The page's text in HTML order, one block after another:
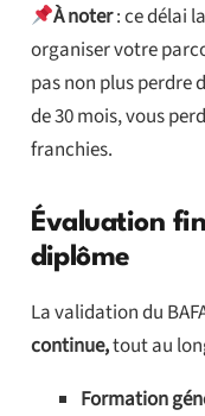
À noter: ce délai
organiser votre
pas non plus perdre
de 30 mois, vous
franchies.
Évaluation
diplôme
La validation du
continue,tout au
Formation